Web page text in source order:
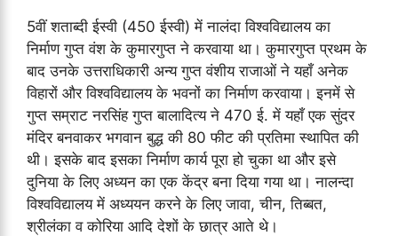
5वीं शताब्दी ईस्वी (450 ईस्वी) में नालंदा विश्वविद्यालय का
निर्माण गुप्त वंश के कुमारगुप्त ने करवाया था। कुमारगुप्त प्रथम के
बाद उनके उत्तराधिकारी अन्य गुप्त वंशीय राजाओं ने यहाँ अनेक
विहारों और विश्वविद्यालय के भवनों का निर्माण करवाया। इनमें से
गुप्त सम्राट नरसिंह गुप्त बालादित्य ने 470 ई. में यहाँ एक सुंदर
मंदिर बनवाकर भगवान बुद्ध की 80 फीट की प्रतिमा स्थापित की
थी। इसके बाद इसका निर्माण कार्य पूरा हो चुका था और इसे
दुनिया के लिए अध्यन का एक केंद्र बना दिया गया था। नालन्दा
विश्‍वविद्यालय में अध्ययन करने के लिए जावा, चीन, तिब्बत,
श्रीलंका व कोरिया आदि देशों के छात्र आते थे।